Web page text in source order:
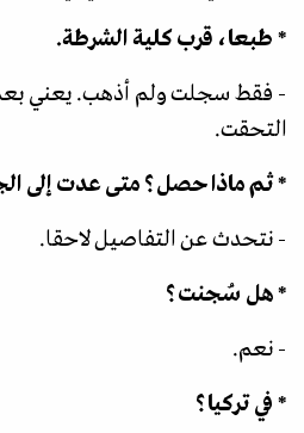
* طبعا، قرب كلية الشرطة.
- فقط سجلت ولم أذهب. يعني
التحقت.
* ثم ماذا حصل؟ متى عدت إلى
- نتحدث عن التفاصيل لاحقا.
* هل سُجنت؟
- نعم.
* في تركيا؟